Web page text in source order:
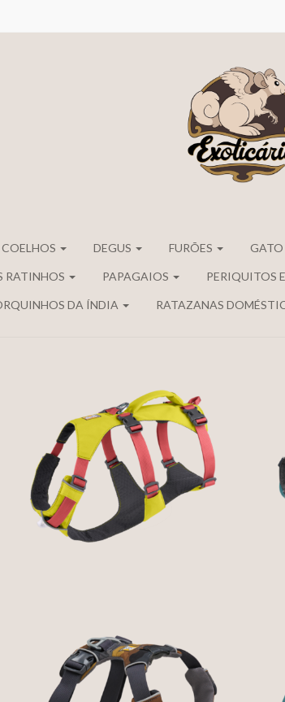
COELHOS DEGUS FURÕES GATO
RATINHOS PAPAGAIOS PERIQUITOS
DA ÍNDIA RATAZANAS
FLAGLINE™ DOG
HARNESS WITH
HANDLE - LICHEN
GREEN - RUFFWEAR
79,49 €
FRONT RANGE® DOG
HARNESS -
MOONLIGHT